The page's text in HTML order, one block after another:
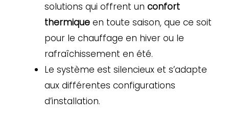
solutions qui offrent un confort
thermiqueen toute saison, que ce soit
pour le chauffage en hiver ou le
rafraîchissement en été.
Le système est silencieux et s’adapte
aux différentes configurations
d’installation.